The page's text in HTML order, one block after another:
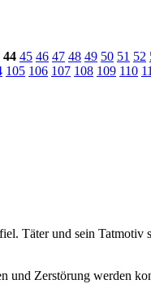
44 45 46 47 48 49 50 51 52
105 106 107 108 109 110
Täter und sein
und Zerstörung werden